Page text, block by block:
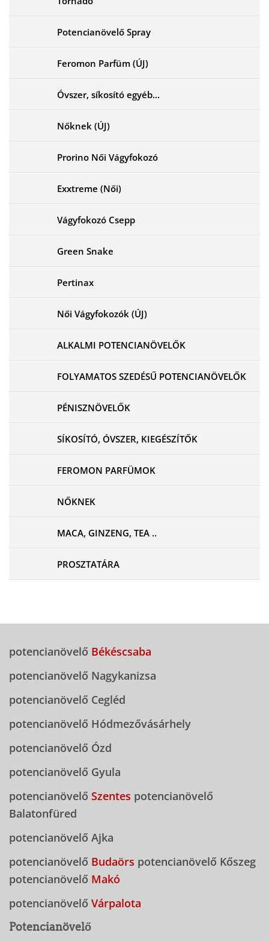
Potencianövelő Spray
Feromon Parfüm (ÚJ)
Óvszer, síkosító egyéb...
Nőknek (ÚJ)
Prorino Női Vágyfokozó
Exxtreme (Női)
Vágyfokozó Csepp
Green Snake
Pertinax
Női Vágyfokozók (ÚJ)
ALKALMI POTENCIANÖVELŐK
FOLYAMATOS SZEDÉSŰ POTENCIANÖVELŐK
PÉNISZNÖVELŐK
SÍKOSÍTÓ, ÓVSZER, KIEGÉSZÍTŐK
FEROMON PARFÜMOK
NŐKNEK
MACA, GINZENG, TEA ..
PROSZTATÁRA
potencianövelő Békéscsaba
potencianövelő Nagykanizsa
potencianövelő Cegléd
potencianövelő Hódmezővásárhely
potencianövelő Ózd
potencianövelő Gyula
potencianövelő Szentes potencianövelő
Balatonfüred
potencianövelő Ajka
potencianövelő Budaörs potencianövelő Kőszeg
potencianövelő Makó
potencianövelő Várpalota
Potencianövelő